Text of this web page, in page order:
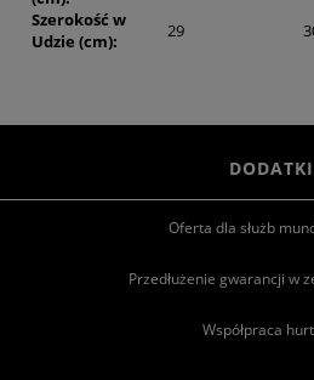
Szerokość w
Udzie (cm):
29
DODATKI
Oferta dla służb
Przedłużenie gwarancji w
Współpraca